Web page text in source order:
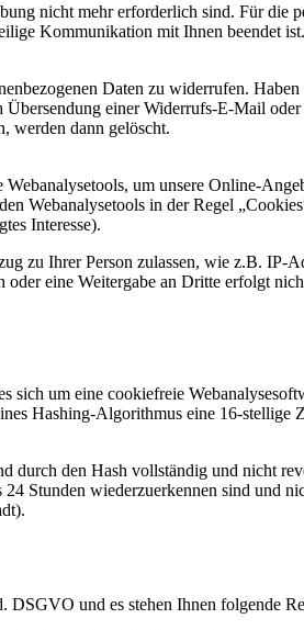
nicht mehr erforderlich sind. Für die
Kommunikation mit Ihnen beendet
Daten zu widerrufen.
einer Widerrufs-E-Mail
werden dann gelöscht.
um unsere Online-
Webanalysetools in der Regel
Interesse).
zu Ihrer Person zulassen, wie z.B.
eine Weitergabe an Dritte erfolgt
sich um eine cookiefreie
Hashing-Algorithmus eine 16-
durch den Hash vollständig und nicht
Stunden wiederzuerkennen sind und
und es stehen Ihnen folgende